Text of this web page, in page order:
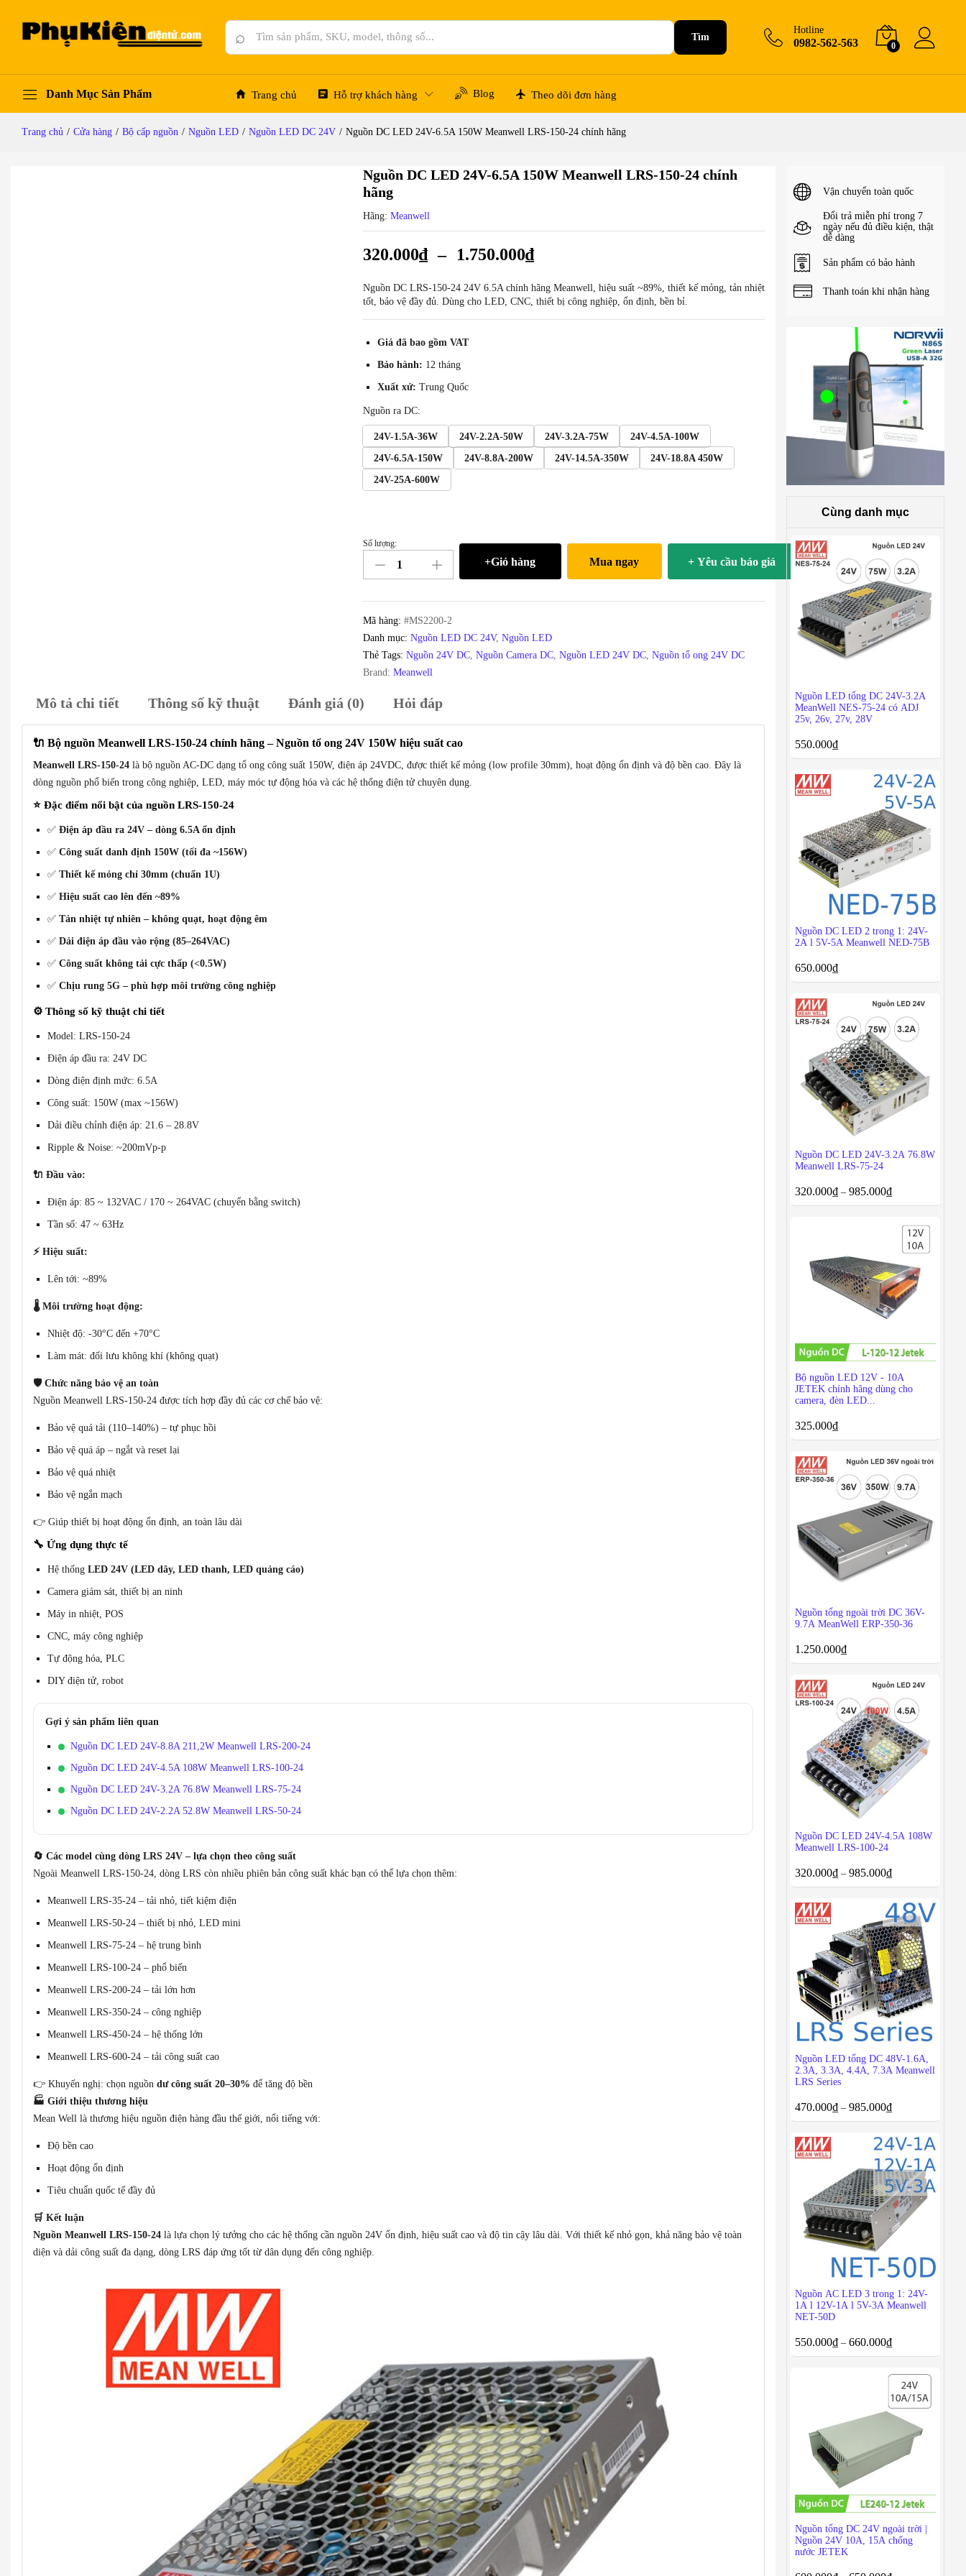
⌕ Tìm
Hotline
0982-562-563 0
Danh Mục Sản Phẩm Trang chủ Hỗ trợ khách hàng Blog Theo dõi đơn hàng
Trang chủ / Cửa hàng / Bộ cấp nguồn / Nguồn LED / Nguồn LED DC 24V / Nguồn DC LED 24V-6.5A 150W Meanwell LRS-150-24 chính hãng
Nguồn DC LED 24V-6.5A 150W Meanwell LRS-150-24 chính
hãng
Hãng: Meanwell
320.000₫ – 1.750.000₫
Nguồn DC LRS-150-24 24V 6.5A chính hãng Meanwell, hiệu suất ~89%, thiết kế mỏng, tản nhiệt
tốt, bảo vệ đầy đủ. Dùng cho LED, CNC, thiết bị công nghiệp, ổn định, bền bỉ.
Giá đã bao gồm VAT
Bảo hành: 12 tháng
Xuất xứ: Trung Quốc
Nguồn ra DC:
24V-1.5A-36W 24V-2.2A-50W 24V-3.2A-75W
24V-4.5A-100W
24V-6.5A-150W
24V-8.8A-200W 24V-14.5A-350W
24V-18.8A 450W
24V-25A-600W
Nguồn
DC
LED
24V-
6.5A
150W
Meanwell
LRS-
24
hãng
lượng
Số lượng:
+Giỏ hàng Mua ngay + Yêu cầu báo giá
Mã hàng: #MS2200-2
Danh mục: Nguồn LED DC 24V, Nguồn LED
Thẻ Tags: Nguồn 24V DC, Nguồn Camera DC, Nguồn LED 24V DC, Nguồn tổ ong 24V DC
Brand: Meanwell
Mô tả chi tiết Thông số kỹ thuật Đánh giá (0) Hỏi đáp
🔌 Bộ nguồn Meanwell LRS-150-24 chính hãng – Nguồn tổ ong 24V 150W hiệu suất cao
Meanwell LRS-150-24 là bộ nguồn AC-DC dạng tổ ong công suất 150W, điện áp 24VDC, được thiết kế mỏng (low profile 30mm), hoạt động ổn định và độ bền cao. Đây là
dòng nguồn phổ biến trong công nghiệp, LED, máy móc tự động hóa và các hệ thống điện tử chuyên dụng.
⭐ Đặc điểm nổi bật của nguồn LRS-150-24
✅ Điện áp đầu ra 24V – dòng 6.5A ổn định
✅ Công suất danh định 150W (tối đa ~156W)
✅ Thiết kế mỏng chỉ 30mm (chuẩn 1U)
✅ Hiệu suất cao lên đến ~89%
✅ Tản nhiệt tự nhiên – không quạt, hoạt động êm
✅ Dải điện áp đầu vào rộng (85–264VAC)
✅ Công suất không tải cực thấp (<0.5W)
✅ Chịu rung 5G – phù hợp môi trường công nghiệp
⚙️ Thông số kỹ thuật chi tiết
Model: LRS-150-24
Điện áp đầu ra: 24V DC
Dòng điện định mức: 6.5A
Công suất: 150W (max ~156W)
Dải điều chỉnh điện áp: 21.6 – 28.8V
Ripple & Noise: ~200mVp-p
🔌 Đầu vào:
Điện áp: 85 ~ 132VAC / 170 ~ 264VAC (chuyển bằng switch)
Tần số: 47 ~ 63Hz
⚡ Hiệu suất:
Lên tới: ~89%
🌡️Môi trường hoạt động:
Nhiệt độ: -30°C đến +70°C
Làm mát: đối lưu không khí (không quạt)
🛡️Chức năng bảo vệ an toàn
Nguồn Meanwell LRS-150-24 được tích hợp đầy đủ các cơ chế bảo vệ:
Bảo vệ quá tải (110–140%) – tự phục hồi
Bảo vệ quá áp – ngắt và reset lại
Bảo vệ quá nhiệt
Bảo vệ ngắn mạch
👉 Giúp thiết bị hoạt động ổn định, an toàn lâu dài
🔧 Ứng dụng thực tế
Hệ thống LED 24V (LED dây, LED thanh, LED quảng cáo)
Camera giám sát, thiết bị an ninh
Máy in nhiệt, POS
CNC, máy công nghiệp
Tự động hóa, PLC
DIY điện tử, robot
Gợi ý sản phẩm liên quan
Nguồn DC LED 24V-8.8A 211,2W Meanwell LRS-200-24
Nguồn DC LED 24V-4.5A 108W Meanwell LRS-100-24
Nguồn DC LED 24V-3.2A 76.8W Meanwell LRS-75-24
Nguồn DC LED 24V-2.2A 52.8W Meanwell LRS-50-24
🔄 Các model cùng dòng LRS 24V – lựa chọn theo công suất
Ngoài Meanwell LRS-150-24, dòng LRS còn nhiều phiên bản công suất khác bạn có thể lựa chọn thêm:
Meanwell LRS-35-24 – tải nhỏ, tiết kiệm điện
Meanwell LRS-50-24 – thiết bị nhỏ, LED mini
Meanwell LRS-75-24 – hệ trung bình
Meanwell LRS-100-24 – phổ biến
Meanwell LRS-200-24 – tải lớn hơn
Meanwell LRS-350-24 – công nghiệp
Meanwell LRS-450-24 – hệ thống lớn
Meanwell LRS-600-24 – tải công suất cao
👉 Khuyến nghị: chọn nguồn dư công suất 20–30% để tăng độ bền
🏭 Giới thiệu thương hiệu
Mean Well là thương hiệu nguồn điện hàng đầu thế giới, nổi tiếng với:
Độ bền cao
Hoạt động ổn định
Tiêu chuẩn quốc tế đầy đủ
🛒 Kết luận
Nguồn Meanwell LRS-150-24 là lựa chọn lý tưởng cho các hệ thống cần nguồn 24V ổn định, hiệu suất cao và độ tin cậy lâu dài. Với thiết kế nhỏ gọn, khả năng bảo vệ toàn
diện và dải công suất đa dạng, dòng LRS đáp ứng tốt từ dân dụng đến công nghiệp.
Vận chuyển toàn quốc
Đổi trả miễn phí trong 7
ngày nếu đủ điều kiện, thật
dễ dàng
Sản phẩm có bảo hành
Thanh toán khi nhận hàng
Cùng danh mục
Nguồn LED tổng DC 24V-3.2A
MeanWell NES-75-24 có ADJ
25v, 26v, 27v, 28V
550.000₫
Nguồn DC LED 2 trong 1: 24V-
2A l 5V-5A Meanwell NED-75B
650.000₫
Nguồn DC LED 24V-3.2A 76.8W
Meanwell LRS-75-24
320.000₫ –985.000₫
Bộ nguồn LED 12V - 10A
JETEK chính hãng dùng cho
camera, đèn LED...
325.000₫
Nguồn tổng ngoài trời DC 36V-
9.7A MeanWell ERP-350-36
1.250.000₫
Nguồn DC LED 24V-4.5A 108W
Meanwell LRS-100-24
320.000₫ –985.000₫
Nguồn LED tổng DC 48V-1.6A,
2.3A, 3.3A, 4.4A, 7.3A Meanwell
LRS Series
470.000₫ –985.000₫
Nguồn AC LED 3 trong 1: 24V-
1A l 12V-1A l 5V-3A Meanwell
NET-50D
550.000₫ –660.000₫
Nguồn tổng DC 24V ngoài trời |
Nguồn 24V 10A, 15A chống
nước JETEK
Mô tả chi tiết Thông số kỹ thuật Đánh giá (0) Hỏi đáp